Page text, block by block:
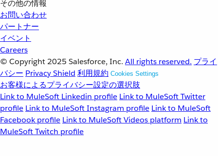
その他の情報
お問い合わせ
パートナー
イベント
Careers
© Copyright 2025 Salesforce, Inc. All rights reserved. プライ
バシー Privacy Shield 利用規約 Cookies Settings
お客様によるプライバシー設定の選択肢
Link to MuleSoft Linkedin profile Link to MuleSoft Twitter
profile Link to MuleSoft Instagram profile Link to MuleSoft
Facebook profile Link to MuleSoft Videos platform Link to
MuleSoft Twitch profile